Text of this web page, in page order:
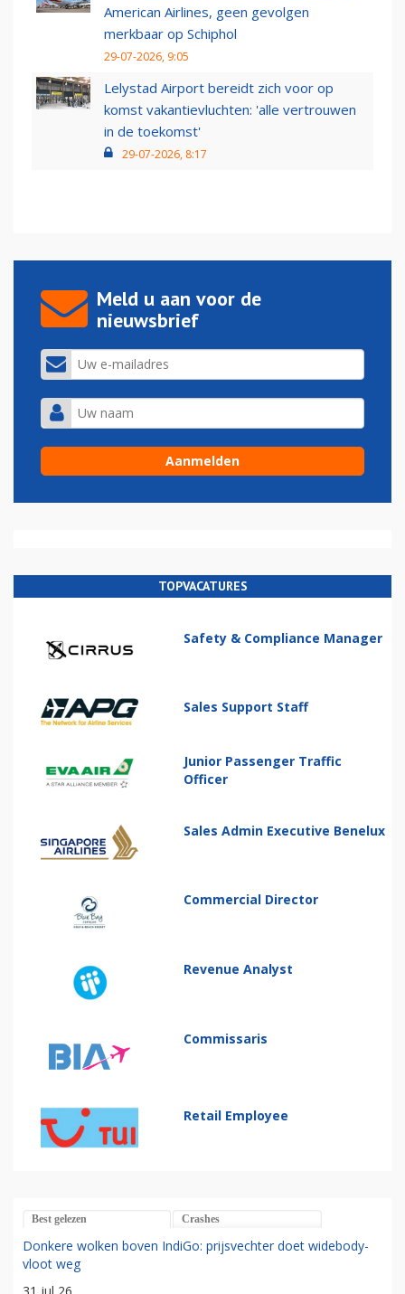
American Airlines, geen gevolgen
merkbaar op Schiphol
29-07-2026, 9:05
Lelystad Airport bereidt zich voor op
komst vakantievluchten: 'alle vertrouwen
in de toekomst'
29-07-2026, 8:17
Meld u aan voor de
nieuwsbrief
TOPVACATURES
Safety & Compliance Manager
Sales Support Staff
Junior Passenger Traffic
Officer
Sales Admin Executive Benelux
Commercial Director
Revenue Analyst
Commissaris
Retail Employee
Best gelezen Crashes
Donkere wolken boven IndiGo: prijsvechter doet widebody-
vloot weg